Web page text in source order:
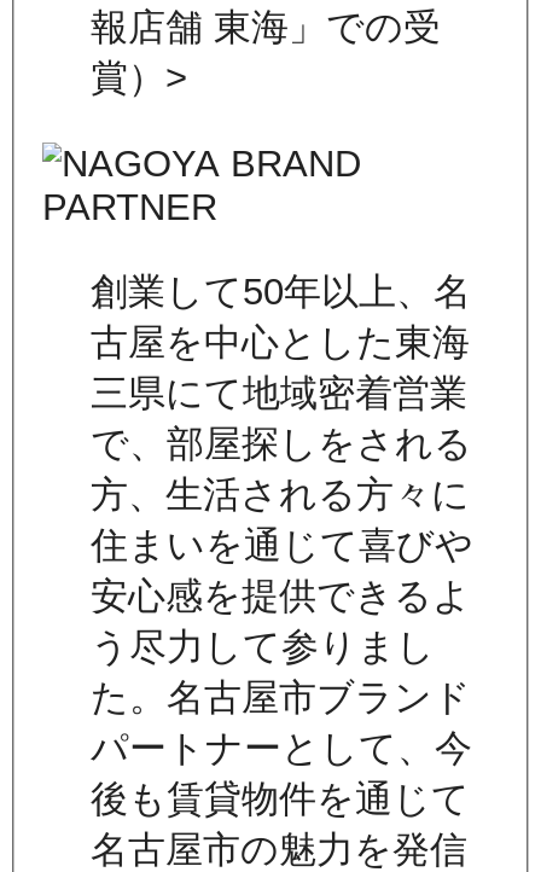
報店舗 東海」での受
賞）>
創業して50年以上、名
古屋を中心とした東海
三県にて地域密着営業
で、部屋探しをされる
方、生活される方々に
住まいを通じて喜びや
安心感を提供できるよ
う尽力して参りまし
た。名古屋市ブランド
パートナーとして、今
後も賃貸物件を通じて
名古屋市の魅力を発信